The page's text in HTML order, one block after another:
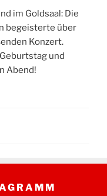
im Goldsaal: Die
begeisterte über
Konzert.
und
Abend!